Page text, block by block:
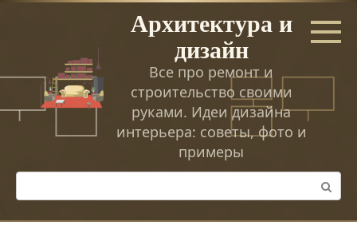
Перейти
Архитектура и
дизайн
Все про ремонт и
строительство своими
руками. Идеи дизайна
интерьера: советы, фото и
примеры
Поиск: